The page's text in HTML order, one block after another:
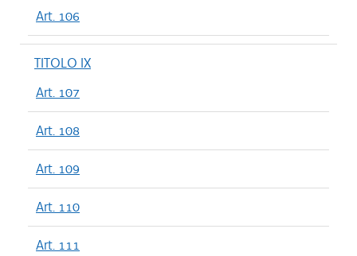
Art. 106
TITOLO IX
Art. 107
Art. 108
Art. 109
Art. 110
Art. 111